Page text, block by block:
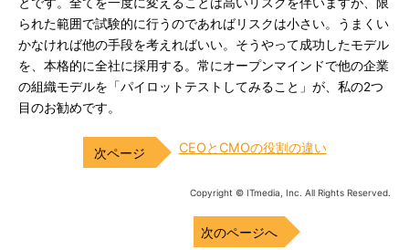
られた範囲で試験的に行うのであればリスクは小さい。うまくい
かなければ他の手段を考えればいい。そうやって成功したモデル
を、本格的に全社に採用する。常にオープンマインドで他の企業
の組織モデルを「パイロットテストしてみること」が、私の2つ
目のお勧めです。
CEOとCMOの役割の違い
Copyright © ITmedia, Inc. All Rights Reserved.
次のページへ